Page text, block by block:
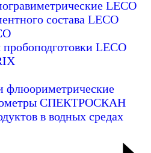
LECO
состава LECO
LECO
флюориметрические
СПЕКТРОСКАН
в водных средах